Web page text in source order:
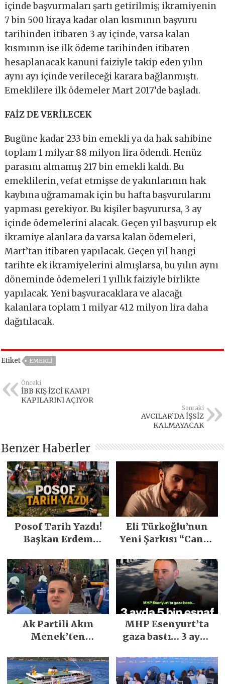
içinde başvurmaları şartı getirilmiş; ikramiyenin
7 bin 500 liraya kadar olan kısmının başvuru
tarihinden itibaren 3 ay içinde, varsa kalan
kısmının ise ilk ödeme tarihinden itibaren
hesaplanacak kanuni faiziyle takip eden yılın
aynı ayı içinde verileceği karara bağlanmıştı.
Emeklilere ilk ödemeler Mart 2017’de başladı.
FAİZ DE VERİLECEK
Bugüne kadar 233 bin emekli ya da hak sahibine
toplam 1 milyar 88 milyon lira ödendi. Henüz
parasını almamış 217 bin emekli kaldı. Bu
emeklilerin, vefat etmişse de yakınlarının hak
kaybına uğramamak için bu hafta başvurularını
yapması gerekiyor. Bu kişiler başvurursa, 3 ay
içinde ödemelerini alacak. Geçen yıl başvurup ek
ikramiye alanlara da varsa kalan ödemeleri,
Mart’tan itibaren yapılacak. Geçen yıl hangi
tarihte ek ikramiyelerini almışlarsa, bu yılın aynı
döneminde ödemeleri 1 yıllık faiziyle birlikte
yapılacak. Yeni başvuracaklara ve alacağı
kalanlara toplam 1 milyar 412 milyon lira daha
dağıtılacak.
Etiket EMEKLİ
Önceki
İBB KIŞ İZCİ KAMPI
KAPILARINI AÇIYOR
Sonraki
AVCILAR’DA İŞSİZ
KALMAYACAK
Benzer Haberler
Posof Tarih Yazdı!
Başkan Erdem
Emeğiyle Son
Yılların En Büyük
Festivali
Gerçekleşti
Eli Türkoğlu’nun
Yeni Şarkısı “Canın
İlgi Gördü!..
Ak Partili Akın
Menek’ten
heyelan sonrası
kritik uyarı
MHP Esenyurt’ta
gaza bastı… 3 ayda
edildi